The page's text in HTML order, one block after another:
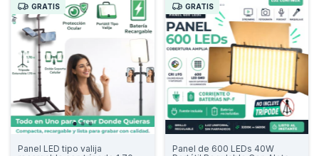
GRATIS
Panel LED tipo valija
GRATIS
Panel de 600 LEDs 40W